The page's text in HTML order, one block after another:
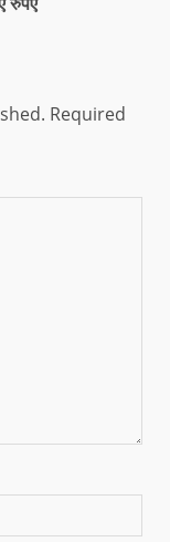
Required